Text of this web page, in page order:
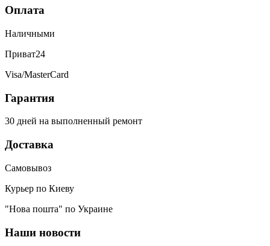
Оплата
Наличными
Приват24
Visa/MasterCard
Гарантия
30 дней на выполненный ремонт
Доставка
Самовывоз
Курьер по Киеву
"Нова пошта" по Украине
Наши новости